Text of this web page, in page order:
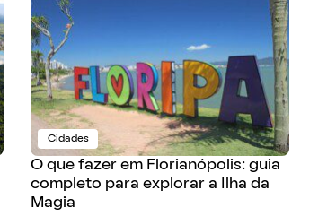
Cidades
O que fazer em Florianópolis: guia
completo para explorar a Ilha da
Magia